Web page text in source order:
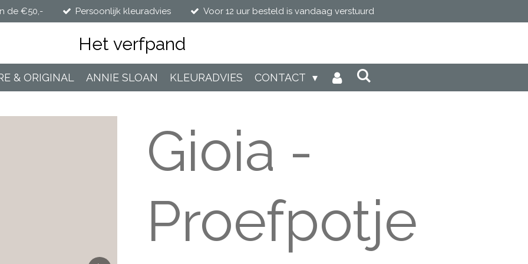
de €50,- Persoonlijk kleuradvies Voor 12 uur besteld is vandaag verstuurd
Het verfpand
& ORIGINAL ANNIE SLOAN KLEURADVIES CONTACT
Gioia -
Proefpotje